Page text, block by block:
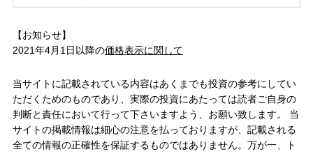
【お知らせ】
2021年4月1日以降の価格表示に関して
当サイトに記載されている内容はあくまでも投資の参考にしてい
ただくためのものであり、実際の投資にあたっては読者ご自身の
判断と責任において行って下さいますよう、お願い致します。 当
サイトの掲載情報は細心の注意を払っておりますが、記載される
全ての情報の正確性を保証するものではありません。万が一、ト